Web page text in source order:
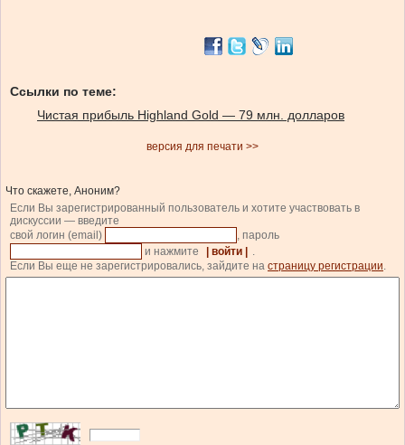
Ссылки по теме:
Чистая прибыль Highland Gold — 79 млн. долларов
версия для печати >>
Что скажете, Аноним?
Если Вы зарегистрированный пользователь и хотите участвовать в
дискуссии — введите
свой логин (email)
, пароль
и нажмите
| войти |
.
Если Вы еще не зарегистрировались, зайдите на страницу регистрации.